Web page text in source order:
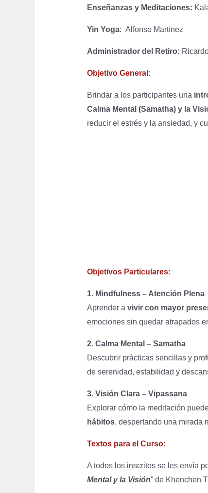
Enseñanzas y Meditaciones:
Yin Yoga: Alfonso Martínez
Administrador del Retiro:
Objetivo General:
Brindar a los participantes una
Calma Mental (Samatha) y la
reducir el estrés y la ansiedad, y
Objetivos Particulares:
1. Mindfulness – Atención Plena
Aprender a vivir con mayor
emociones sin quedar atrapados
2. Calma Mental – Samatha
Descubrir prácticas sencillas y
de serenidad, estabilidad y
3. Visión Clara – Vipassana
Explorar cómo la meditación
hábitos, despertando una mirada
Textos para el Curso:
A todos los inscritos se les envía
Mental y la Visión” de Khenchen